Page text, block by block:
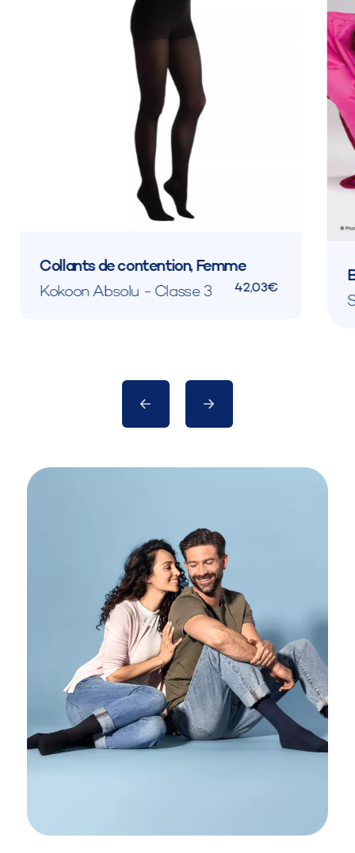
Collants de contention, Femme
Kokoon Absolu - Classe 3 42,03€